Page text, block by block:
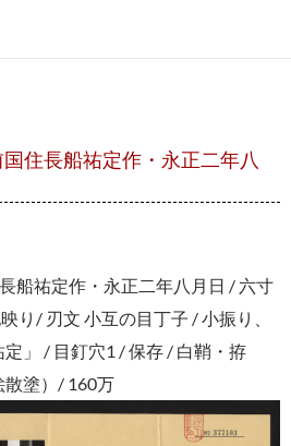
住長船祐定作・永正二年八
船祐定作・永正二年八月日 / 六寸
り/ 刃文 小互の目丁子 / 小振り、
」 / 目釘穴1 / 保存 / 白鞘・拵
散塗）/ 160万